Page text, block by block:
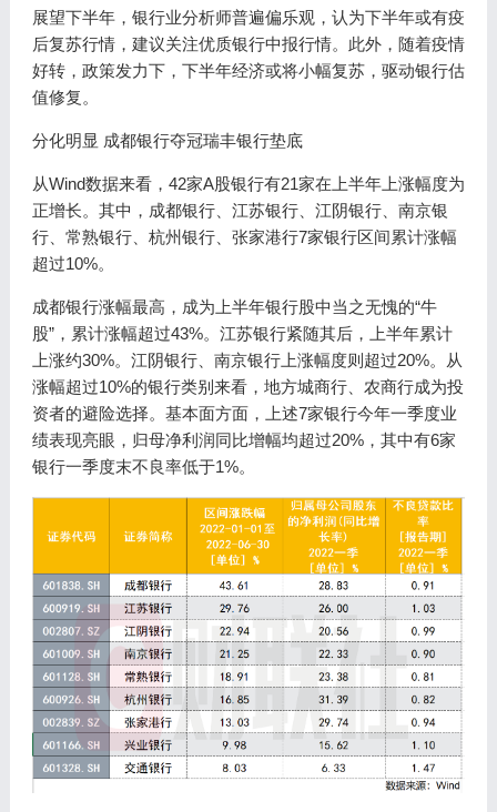
展望下半年，银行业分析师普遍偏乐观，认为下半年或有疫
后复苏行情，建议关注优质银行中报行情。此外，随着疫情
好转，政策发力下，下半年经济或将小幅复苏，驱动银行估
值修复。
分化明显 成都银行夺冠瑞丰银行垫底
从Wind数据来看，42家A股银行有21家在上半年上涨幅度为
正增长。其中，成都银行、江苏银行、江阴银行、南京银
行、常熟银行、杭州银行、张家港行7家银行区间累计涨幅
超过10%。
成都银行涨幅最高，成为上半年银行股中当之无愧的“牛
股”，累计涨幅超过43%。江苏银行紧随其后，上半年累计
上涨约30%。江阴银行、南京银行上涨幅度则超过20%。从
涨幅超过10%的银行类别来看，地方城商行、农商行成为投
资者的避险选择。基本面方面，上述7家银行今年一季度业
绩表现亮眼，归母净利润同比增幅均超过20%，其中有6家
银行一季度末不良率低于1%。